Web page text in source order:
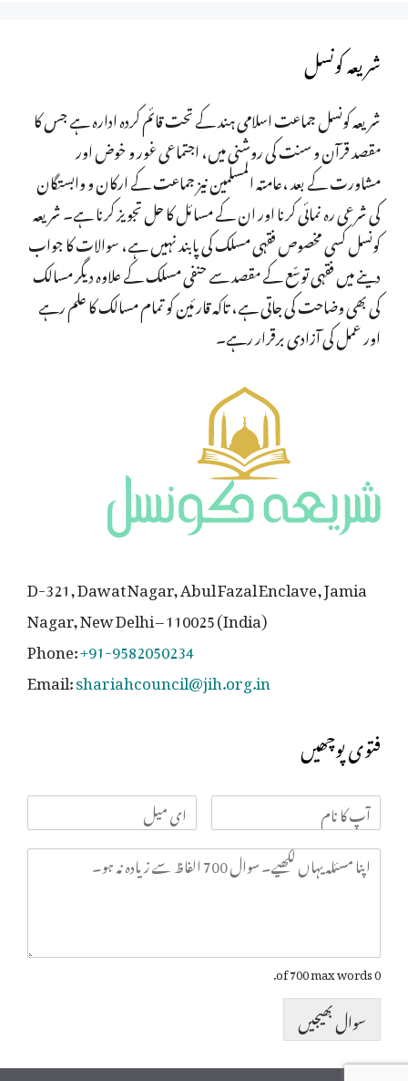
شریعہ کونسل
شریعہ کونسل جماعت اسلامی ہند کے تحت قائم کردہ ادارہ ہے جس کا
مقصد قرآن و سنت کی روشنی میں، اجتماعی غور و خوض اور
مشاورت کے بعد ،عامتہ المسلمین نیز جماعت کے ارکان و وابستگان
کی شرعی رہ نمائی کرنا اور ان کے مسائل کا حل تجویز کرنا ہے۔ شریعہ
کونسل کسی مخصوص فقہی مسلک کی پابند نہیں ہے، سوالات کا جواب
دینے میں فقہی توسّع کے مقصد سے حنفی مسلک کے علاوہ دیگر مسالک
کی بھی وضاحت کی جاتی ہے، تاکہ قارئین کو تمام مسالک کا علم رہے
اور عمل کی آزادی برقرار رہے۔
D-321, Dawat Nagar, Abul Fazal Enclave, Jamia
Nagar, New Delhi – 110025 (India)
Phone:+91-9582050234
Email:shariahcouncil@jih.org.in
فتوی پوچھیں
0 of 700 max words.
سوال بھیجیں